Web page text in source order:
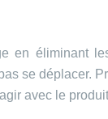
en éliminant
se déplacer.
avec le